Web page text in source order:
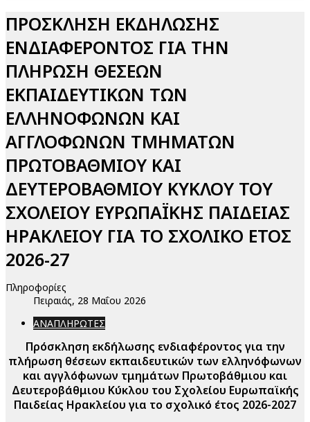
ΠΡΟΣΚΛΗΣΗ ΕΚΔΗΛΩΣΗΣ
ΕΝΔΙΑΦΕΡΟΝΤΟΣ ΓΙΑ ΤΗΝ
ΠΛΗΡΩΣΗ ΘΕΣΕΩΝ
ΕΚΠΑΙΔΕΥΤΙΚΩΝ ΤΩΝ
ΕΛΛΗΝΟΦΩΝΩΝ ΚΑΙ
ΑΓΓΛΟΦΩΝΩΝ ΤΜΗΜΑΤΩΝ
ΠΡΩΤΟΒΑΘΜΙΟΥ ΚΑΙ
ΔΕΥΤΕΡΟΒΑΘΜΙΟΥ ΚΥΚΛΟΥ ΤΟΥ
ΣΧΟΛΕΙΟΥ ΕΥΡΩΠΑΪΚΗΣ ΠΑΙΔΕΙΑΣ
ΗΡΑΚΛΕΙΟΥ ΓΙΑ ΤΟ ΣΧΟΛΙΚΟ ΕΤΟΣ
2026-27
Πληροφορίες
Πειραιάς, 28 Μαΐου 2026
ΑΝΑΠΛΗΡΩΤΕΣ
Πρόσκληση εκδήλωσης ενδιαφέροντος για την
πλήρωση θέσεων εκπαιδευτικών των ελληνόφωνων
και αγγλόφωνων τμημάτων Πρωτοβάθμιου και
Δευτεροβάθμιου Κύκλου του Σχολείου Ευρωπαϊκής
Παιδείας Ηρακλείου για το σχολικό έτος 2026-2027